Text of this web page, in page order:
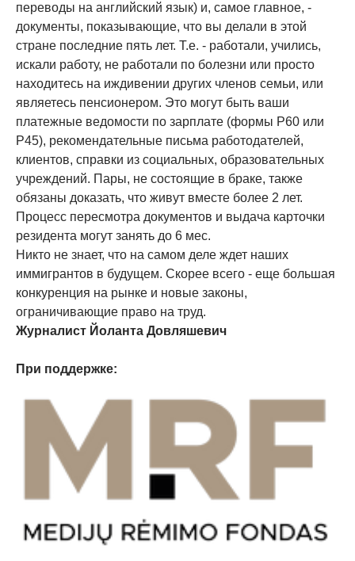
переводы на английский язык) и, самое главное, -
документы, показывающие, что вы делали в этой
стране последние пять лет. Т.е. - работали, учились,
искали работу, не работали по болезни или просто
находитесь на иждивении других членов семьи, или
являетесь пенсионером. Это могут быть ваши
платежные ведомости по зарплате (формы Р60 или
Р45), рекомендательные письма работодателей,
клиентов, справки из социальных, образовательных
учреждений. Пары, не состоящие в браке, также
обязаны доказать, что живут вместе более 2 лет.
Процесс пересмотра документов и выдача карточки
резидента могут занять до 6 мес.
Никто не знает, что на самом деле ждет наших
иммигрантов в будущем. Скорее всего - еще большая
конкуренция на рынке и новые законы,
ограничивающие право на труд.
Журналист Йоланта Довляшевич
При поддержке: